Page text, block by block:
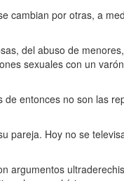
cambian por otras, a
del abuso de
sexuales con un
entonces no son las
pareja. Hoy no se
argumentos